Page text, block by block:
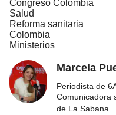
Congreso Colombia
Salud
Reforma sanitaria
Colombia
Ministerios
Marcela
Periodista de
Comunicadora
de La Sabana.